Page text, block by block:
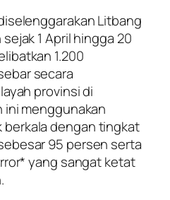
Litbang
1 April hingga 20
1.200
secara
provinsi di
ini menggunakan
berkala dengan tingkat
95 persen serta
yang sangat ketat